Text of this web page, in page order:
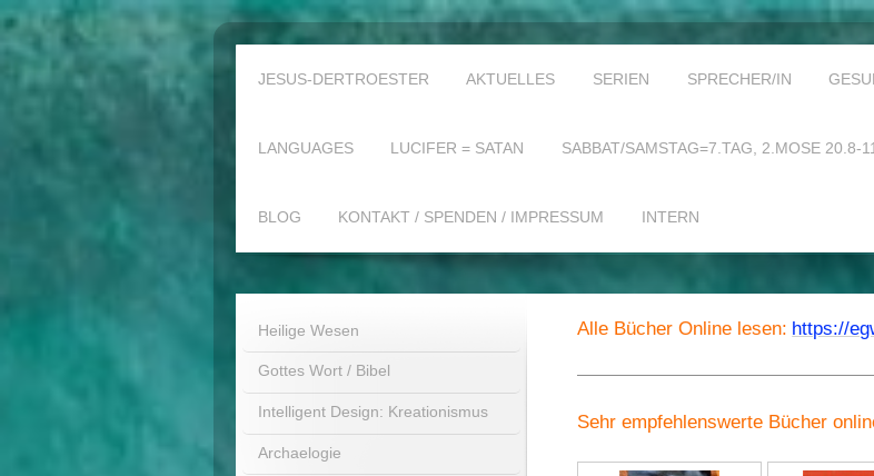
JESUS-DERTROESTER AKTUELLES SERIEN SPRECHER/IN
LANGUAGES LUCIFER = SATAN SABBAT/SAMSTAG=7.TAG, 2.MOSE 20.8-11
BLOG KONTAKT / SPENDEN / IMPRESSUM INTERN
Alle Bücher Online lesen: https://
Sehr empfehlenswerte Bücher
Heilige Wesen
Gottes Wort / Bibel
Intelligent Design: Kreationismus
Archaelogie